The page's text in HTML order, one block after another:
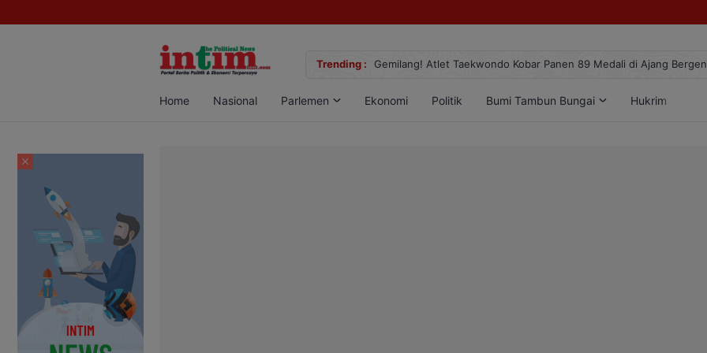
Trending :
Kobar Panen 89 Medali di Ajang Bergengsi Rektor Unda Cup 2025 Terekam CCTV, Pelaku Curanmor di Jalan Juanda Sampit Ternyata
Home Nasional Parlemen Ekonomi Politik Bumi Tambun Bungai Hukrim